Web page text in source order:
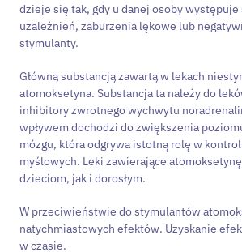
dzieje się tak, gdy u danej osoby występuje
uzależnień, zaburzenia lękowe lub
stymulanty.
Główną substancją zawartą w lekach
atomoksetyna. Substancja ta należy do
inhibitory zwrotnego wychwytu
wpływem dochodzi do zwiększenia
mózgu, która odgrywa istotną rolę w
myślowych. Leki zawierające
dzieciom, jak i dorosłym.
W przeciwieństwie do stymulantów
natychmiastowych efektów. Uzyskanie
w czasie.